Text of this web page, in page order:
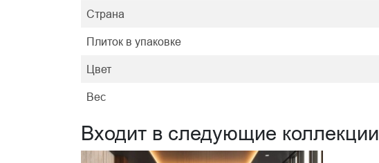
Страна
Плиток в упаковке
Цвет
Вес
Входит в следующие коллекции